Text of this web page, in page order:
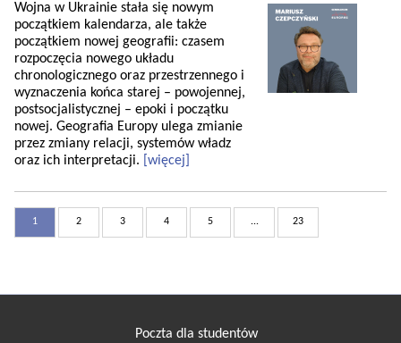
Wojna w Ukrainie stała się nowym
początkiem kalendarza, ale także
początkiem nowej geografii: czasem
rozpoczęcia nowego układu
chronologicznego oraz przestrzennego i
wyznaczenia końca starej – powojennej,
postsocjalistycznej – epoki i początku
nowej. Geografia Europy ulega zmianie
przez zmiany relacji, systemów władz
oraz ich interpretacji.
[więcej]
1 2 3 4 5 ... 23
Poczta dla studentów